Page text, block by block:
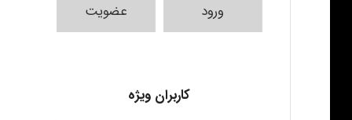
ورود عضویت
کاربران ویژهA.balandeh